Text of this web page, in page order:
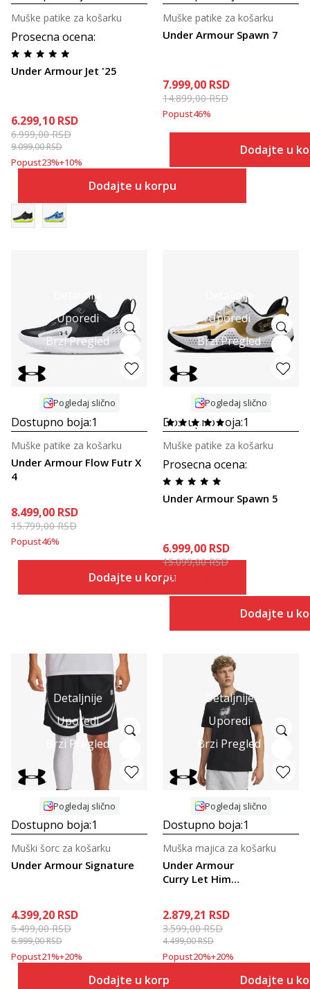
Prosecna ocena:
Under Armour Jet '25
Muške patike za košarku
6.299,10 RSD
6.999,00RSD
9.099,00RSD
Popust23%+10%
Dodajte u korpu
Under Armour Spawn 7
Muške patike za košarku
7.999,00 RSD
14.899,00RSD
Popust46%
Dodajte u
Detaljnije
Uporedi
Brzi Pregled
Pogledaj slično
Dostupno boja:1
Under Armour Flow Futr X
4
Muške patike za košarku
8.499,00 RSD
15.799,00RSD
Popust46%
Dodajte u korpu
Detaljnije
Uporedi
Brzi Pregled
Pogledaj slično
Dostupno boja:1
Prosecna ocena:
Under Armour Spawn 5
Muške patike za košarku
6.999,00 RSD
15.099,00RSD
Popust
Dodajte u
Detaljnije
Uporedi
Brzi Pregled
Pogledaj slično
Dostupno boja:1
Under Armour Signature
Muški šorc za košarku
4.399,20 RSD
5.499,00RSD
6.999,00RSD
Popust21%+20%
Dodajte u korpu
Detaljnije
Uporedi
Brzi Pregled
Pogledaj slično
Dostupno boja:1
Under Armour
Curry Let Him
Muška majica za košarku
2.879,21 RSD
3.599,00RSD
4.499,00RSD
Popust20%+20%
Dodajte u